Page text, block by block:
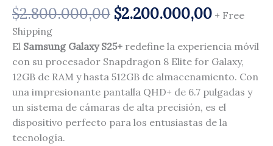
$2.800.000,00 $2.200.000,00 + Free
Shipping
El Samsung Galaxy S25+ redefine la experiencia móvil
con su procesador Snapdragon 8 Elite for Galaxy,
12GB de RAM y hasta 512GB de almacenamiento. Con
una impresionante pantalla QHD+ de 6.7 pulgadas y
un sistema de cámaras de alta precisión, es el
dispositivo perfecto para los entusiastas de la
tecnología.